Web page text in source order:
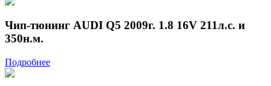
Чип-тюнинг AUDI Q5 2009г. 1.8 16V 211л.с. и
350н.м.
Подробнее